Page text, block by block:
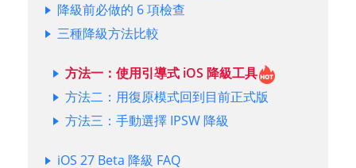
降級前必做的 6 項檢查
三種降級方法比較
方法一：使用引導式 iOS 降級工具
方法二：用復原模式回到目前正式版
方法三：手動選擇 IPSW 降級
iOS 27 Beta 降級 FAQ